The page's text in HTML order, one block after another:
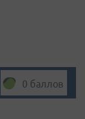
0 баллов